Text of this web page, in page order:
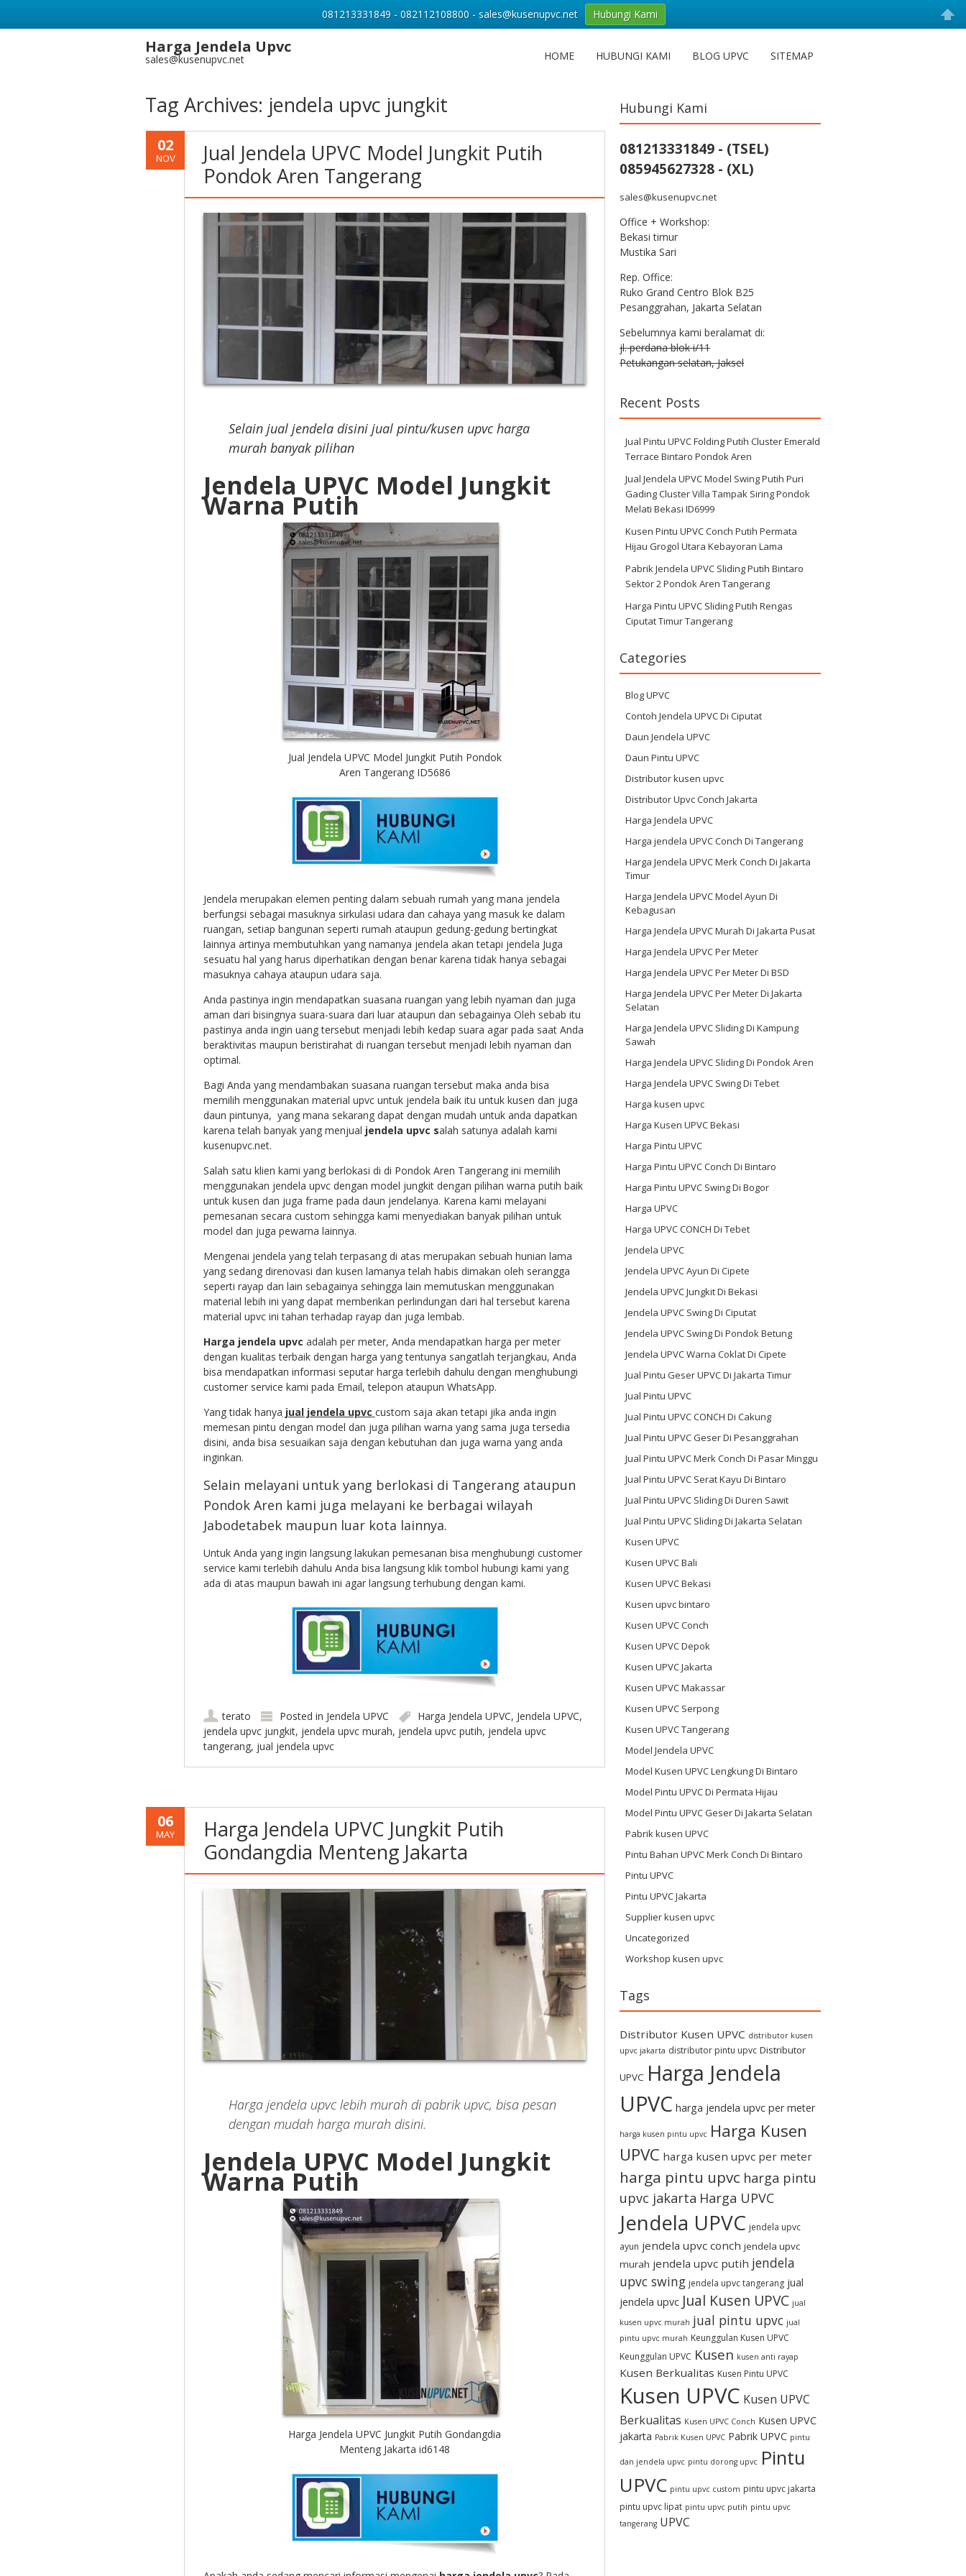
Harga Jendela Upvc
sales@kusenupvc.net HOME HUBUNGI KAMI BLOG UPVC SITEMAP
Tag Archives: jendela upvc jungkit
02
NOV
Jual Jendela UPVC Model Jungkit Putih
Pondok Aren Tangerang
Selain jual jendela disini jual pintu/kusen upvc harga
murah banyak pilihan
Jendela UPVC Model Jungkit
Warna Putih
Jual Jendela UPVC Model Jungkit Putih Pondok
Aren Tangerang ID5686
Jendela merupakan elemen penting dalam sebuah rumah yang mana jendela
berfungsi sebagai masuknya sirkulasi udara dan cahaya yang masuk ke dalam
ruangan, setiap bangunan seperti rumah ataupun gedung-gedung bertingkat
lainnya artinya membutuhkan yang namanya jendela akan tetapi jendela Juga
sesuatu hal yang harus diperhatikan dengan benar karena tidak hanya sebagai
masuknya cahaya ataupun udara saja.
Anda pastinya ingin mendapatkan suasana ruangan yang lebih nyaman dan juga
aman dari bisingnya suara-suara dari luar ataupun dan sebagainya Oleh sebab itu
pastinya anda ingin uang tersebut menjadi lebih kedap suara agar pada saat Anda
beraktivitas maupun beristirahat di ruangan tersebut menjadi lebih nyaman dan
optimal.
Bagi Anda yang mendambakan suasana ruangan tersebut maka anda bisa
memilih menggunakan material upvc untuk jendela baik itu untuk kusen dan juga
daun pintunya, yang mana sekarang dapat dengan mudah untuk anda dapatkan
karena telah banyak yang menjual jendela upvc salah satunya adalah kami
kusenupvc.net.
Salah satu klien kami yang berlokasi di di Pondok Aren Tangerang ini memilih
menggunakan jendela upvc dengan model jungkit dengan pilihan warna putih baik
untuk kusen dan juga frame pada daun jendelanya. Karena kami melayani
pemesanan secara custom sehingga kami menyediakan banyak pilihan untuk
model dan juga pewarna lainnya.
Mengenai jendela yang telah terpasang di atas merupakan sebuah hunian lama
yang sedang direnovasi dan kusen lamanya telah habis dimakan oleh serangga
seperti rayap dan lain sebagainya sehingga lain memutuskan menggunakan
material lebih ini yang dapat memberikan perlindungan dari hal tersebut karena
material upvc ini tahan terhadap rayap dan juga lembab.
Harga jendela upvc adalah per meter, Anda mendapatkan harga per meter
dengan kualitas terbaik dengan harga yang tentunya sangatlah terjangkau, Anda
bisa mendapatkan informasi seputar harga terlebih dahulu dengan menghubungi
customer service kami pada Email, telepon ataupun WhatsApp.
Yang tidak hanya jual jendela upvc custom saja akan tetapi jika anda ingin
memesan pintu dengan model dan juga pilihan warna yang sama juga tersedia
disini, anda bisa sesuaikan saja dengan kebutuhan dan juga warna yang anda
inginkan.
Selain melayani untuk yang berlokasi di Tangerang ataupun
Pondok Aren kami juga melayani ke berbagai wilayah
Jabodetabek maupun luar kota lainnya.
Untuk Anda yang ingin langsung lakukan pemesanan bisa menghubungi customer
service kami terlebih dahulu Anda bisa langsung klik tombol hubungi kami yang
ada di atas maupun bawah ini agar langsung terhubung dengan kami.
terato Posted in Jendela UPVC Harga Jendela UPVC, Jendela UPVC,
jendela upvc jungkit, jendela upvc murah, jendela upvc putih, jendela upvc
tangerang, jual jendela upvc
06
MAY
Harga Jendela UPVC Jungkit Putih
Gondangdia Menteng Jakarta
Harga jendela upvc lebih murah di pabrik upvc, bisa pesan
dengan mudah harga murah disini.
Jendela UPVC Model Jungkit
Warna Putih
Harga Jendela UPVC Jungkit Putih Gondangdia
Menteng Jakarta id6148
Hubungi Kami
081213331849 - (TSEL)
085945627328 - (XL)
sales@kusenupvc.net
Office + Workshop:
Bekasi timur
Mustika Sari
Rep. Office:
Ruko Grand Centro Blok B25
Pesanggrahan, Jakarta Selatan
Sebelumnya kami beralamat di:
jl. perdana blok i/11
Petukangan selatan, Jaksel
Recent Posts
Jual Pintu UPVC Folding Putih Cluster Emerald
Terrace Bintaro Pondok Aren
Jual Jendela UPVC Model Swing Putih Puri
Gading Cluster Villa Tampak Siring Pondok
Melati Bekasi ID6999
Kusen Pintu UPVC Conch Putih Permata
Hijau Grogol Utara Kebayoran Lama
Pabrik Jendela UPVC Sliding Putih Bintaro
Sektor 2 Pondok Aren Tangerang
Harga Pintu UPVC Sliding Putih Rengas
Ciputat Timur Tangerang
Categories
Blog UPVC
Contoh Jendela UPVC Di Ciputat
Daun Jendela UPVC
Daun Pintu UPVC
Distributor kusen upvc
Distributor Upvc Conch Jakarta
Harga Jendela UPVC
Harga jendela UPVC Conch Di Tangerang
Harga Jendela UPVC Merk Conch Di Jakarta
Timur
Harga Jendela UPVC Model Ayun Di
Kebagusan
Harga Jendela UPVC Murah Di Jakarta Pusat
Harga Jendela UPVC Per Meter
Harga Jendela UPVC Per Meter Di BSD
Harga Jendela UPVC Per Meter Di Jakarta
Selatan
Harga Jendela UPVC Sliding Di Kampung
Sawah
Harga Jendela UPVC Sliding Di Pondok Aren
Harga Jendela UPVC Swing Di Tebet
Harga kusen upvc
Harga Kusen UPVC Bekasi
Harga Pintu UPVC
Harga Pintu UPVC Conch Di Bintaro
Harga Pintu UPVC Swing Di Bogor
Harga UPVC
Harga UPVC CONCH Di Tebet
Jendela UPVC
Jendela UPVC Ayun Di Cipete
Jendela UPVC Jungkit Di Bekasi
Jendela UPVC Swing Di Ciputat
Jendela UPVC Swing Di Pondok Betung
Jendela UPVC Warna Coklat Di Cipete
Jual Pintu Geser UPVC Di Jakarta Timur
Jual Pintu UPVC
Jual Pintu UPVC CONCH Di Cakung
Jual Pintu UPVC Geser Di Pesanggrahan
Jual Pintu UPVC Merk Conch Di Pasar Minggu
Jual Pintu UPVC Serat Kayu Di Bintaro
Jual Pintu UPVC Sliding Di Duren Sawit
Jual Pintu UPVC Sliding Di Jakarta Selatan
Kusen UPVC
Kusen UPVC Bali
Kusen UPVC Bekasi
Kusen upvc bintaro
Kusen UPVC Conch
Kusen UPVC Depok
Kusen UPVC Jakarta
Kusen UPVC Makassar
Kusen UPVC Serpong
Kusen UPVC Tangerang
Model Jendela UPVC
Model Kusen UPVC Lengkung Di Bintaro
Model Pintu UPVC Di Permata Hijau
Model Pintu UPVC Geser Di Jakarta Selatan
Pabrik kusen UPVC
Pintu Bahan UPVC Merk Conch Di Bintaro
Pintu UPVC
Pintu UPVC Jakarta
Supplier kusen upvc
Uncategorized
Workshop kusen upvc
Tags
Distributor Kusen UPVC distributor kusen
upvc jakarta distributor pintu upvc Distributor
UPVC Harga Jendela
UPVC harga jendela upvc per meter
harga kusen pintu upvc Harga Kusen
UPVC harga kusen upvc per meter
harga pintu upvc harga pintu
upvc jakarta Harga UPVC
Jendela UPVC jendela upvc
ayun jendela upvc conch jendela upvc
murah jendela upvc putih jendela
upvc swing jendela upvc tangerang jual
jendela upvc Jual Kusen UPVC jual
kusen upvc murah jual pintu upvc jual
pintu upvc murah Keunggulan Kusen UPVC
Keunggulan UPVC Kusen kusen anti rayap
Kusen Berkualitas Kusen Pintu UPVC
Kusen UPVC Kusen UPVC
Berkualitas Kusen UPVC Conch Kusen UPVC
jakarta Pabrik Kusen UPVC Pabrik UPVC pintu
dan jendela upvc pintu dorong upvc Pintu
UPVC pintu upvc custom pintu upvc jakarta
pintu upvc lipat pintu upvc putih pintu upvc
tangerang UPVC
081213331849 - 082112108800 - sales@kusenupvc.net Hubungi Kami